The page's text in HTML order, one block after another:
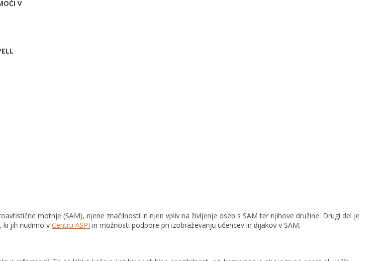
V
motnje (SAM), njene značilnosti in njen vpliv na življenje oseb s SAM ter njihove družine. Drugi del je
ki jih nudimo v Centru ASPI in možnosti podpore pri izobraževanju učencev in dijakov v SAM.